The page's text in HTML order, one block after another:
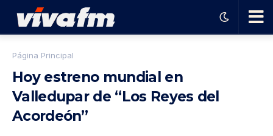
Ha
Página Principal
Hoy estreno mundial en
Valledupar de “Los Reyes del
Acordeón”